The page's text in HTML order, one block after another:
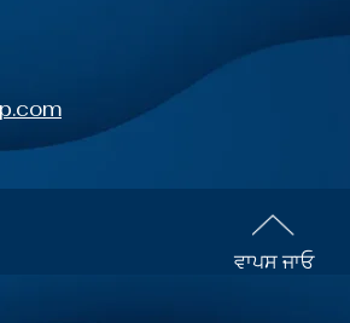
ਵਾਪਸ ਜਾਓ